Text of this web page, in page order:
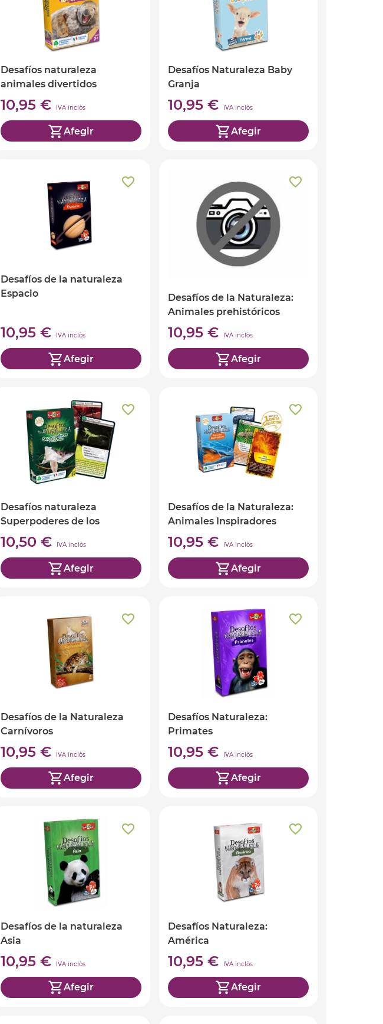
Desafíos naturaleza
animales divertidos
10,95 € IVA inclòs
Afegir
Desafíos Naturaleza Baby
Granja
10,95 € IVA inclòs
Afegir
Desafíos de la naturaleza
Espacio
10,95 € IVA inclòs
Afegir
Desafíos de la Naturaleza:
Animales prehistóricos
10,95 € IVA inclòs
Afegir
Desafíos naturaleza
Superpoderes de los
animales
10,50 € IVA inclòs
Afegir
Desafíos de la Naturaleza:
Animales Inspiradores
10,95 € IVA inclòs
Afegir
Desafíos de la Naturaleza
Carnívoros
10,95 € IVA inclòs
Afegir
Desafíos Naturaleza:
Primates
10,95 € IVA inclòs
Afegir
Desafíos de la naturaleza
Asia
10,95 € IVA inclòs
Afegir
Desafíos Naturaleza:
América
10,95 € IVA inclòs
Afegir